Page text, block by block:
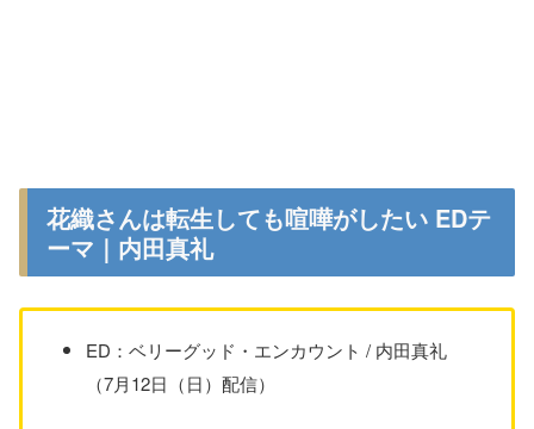
花織さんは転生しても喧嘩がしたい EDテ
ーマ｜内田真礼
ED：ベリーグッド・エンカウント / 内田真礼
（7月12日（日）配信）